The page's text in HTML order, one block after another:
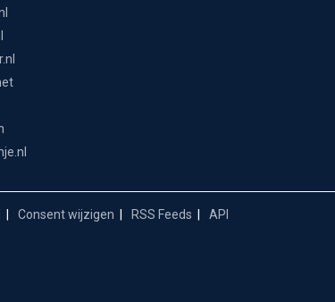
Consent wijzigen RSS Feeds API